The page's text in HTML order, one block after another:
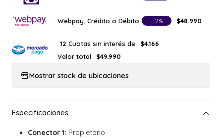
Webpay, Crédito o Débito - 2% $48.990
12 Cuotas sin interés de
$4.166
Valor total
$49.990
Mostrar stock de ubicaciones
Conector 1: Propietario